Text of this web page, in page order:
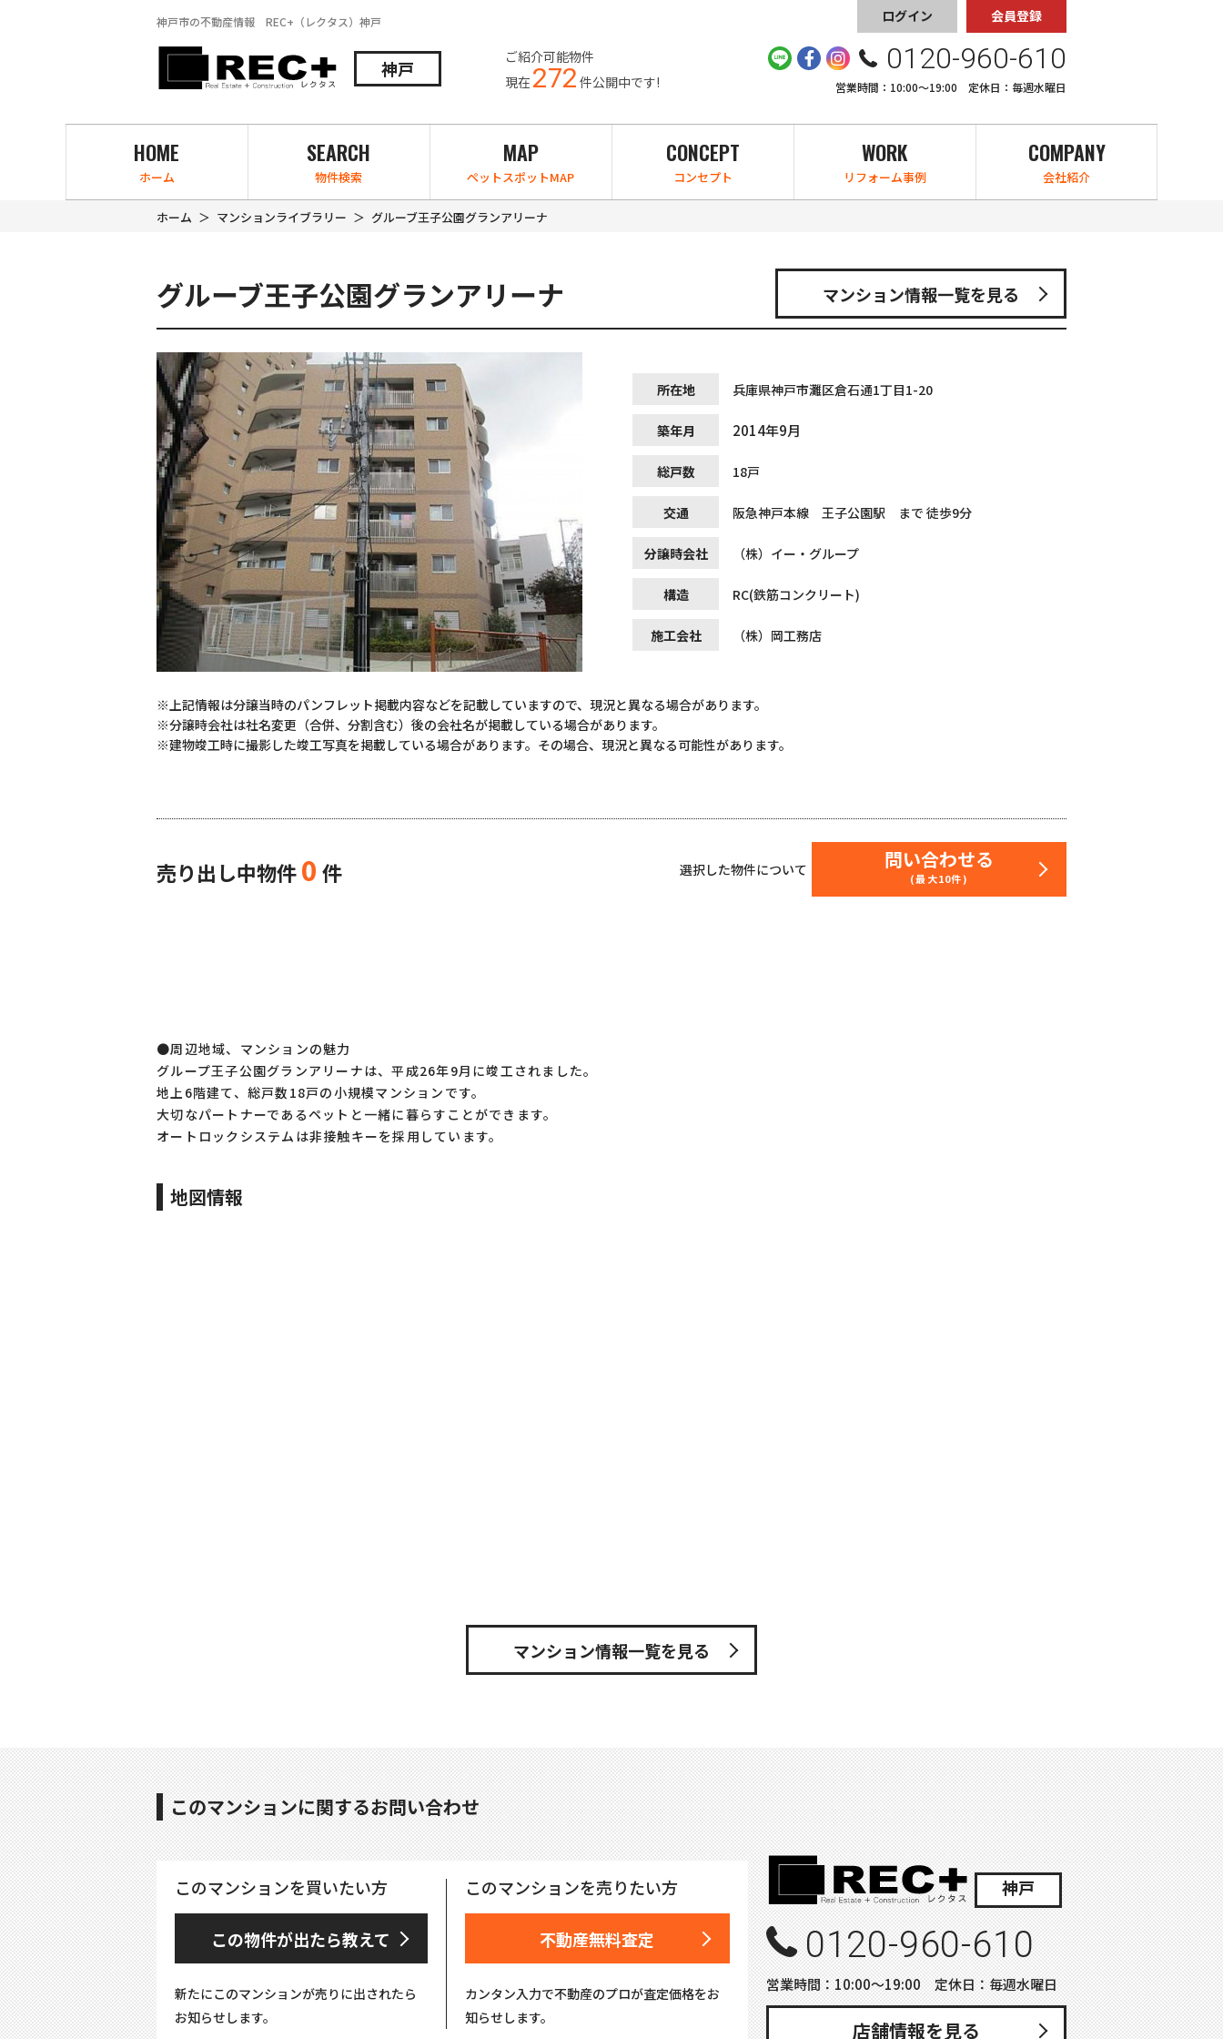
神戸市の不動産情報 REC+（レクタス）神戸
神戸
ご紹介可能物件
現在272 件公開中です!
ログイン 会員登録
0120-960-610
営業時間：10:00〜19:00 定休日：毎週水曜日
HOME
ホーム
SEARCH
物件検索
MAP
ペットスポットMAP
CONCEPT
コンセプト
WORK
リフォーム事例
COMPANY
会社紹介
ホーム マンションライブラリー グルーブ王子公園グランアリーナ
グルーブ王子公園グランアリーナ マンション情報一覧を見る
所在地 兵庫県神戸市灘区倉石通1丁目1-20
築年月 2014年9月
総戸数 18戸
交通 阪急神戸本線 王子公園駅 まで 徒歩9分
分譲時会社 （株）イー・グループ
構造 RC(鉄筋コンクリート)
施工会社 （株）岡工務店
※上記情報は分譲当時のパンフレット掲載内容などを記載していますので、現況と異なる場合があります。
※分譲時会社は社名変更（合併、分割含む）後の会社名が掲載している場合があります。
※建物竣工時に撮影した竣工写真を掲載している場合があります。その場合、現況と異なる可能性があります。
売り出し中物件0 件 選択した物件について 問い合わせる
(最大10件)
●周辺地域、マンションの魅力
グループ王子公園グランアリーナは、平成26年9月に竣工されました。
地上6階建て、総戸数18戸の小規模マンションです。
大切なパートナーであるペットと一緒に暮らすことができます。
オートロックシステムは非接触キーを採用しています。
地図情報
マンション情報一覧を見る
このマンションに関するお問い合わせ
このマンションを買いたい方
この物件が出たら教えて
新たにこのマンションが売りに出されたら
お知らせします。
このマンションを売りたい方
不動産無料査定
カンタン入力で不動産のプロが査定価格をお
知らせします。
神戸
0120-960-610
営業時間：10:00〜19:00 定休日：毎週水曜日
店舗情報を見る